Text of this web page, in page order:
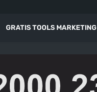
GRATIS TOOLS MARKETING